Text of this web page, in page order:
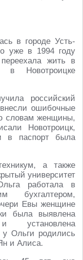
в городе Усть-
уже в 1994 году
жить в
в Новотроицке
российский
ошибочные
словам женщины,
Новотроицк,
в паспорт была
а также
университет
работала в
бухгалтером,
Евы женщине
была выявлена
установлена
у Ольги родились
и Алиса.